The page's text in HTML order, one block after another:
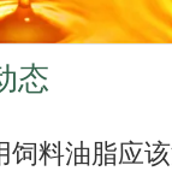
态
饲料油脂应